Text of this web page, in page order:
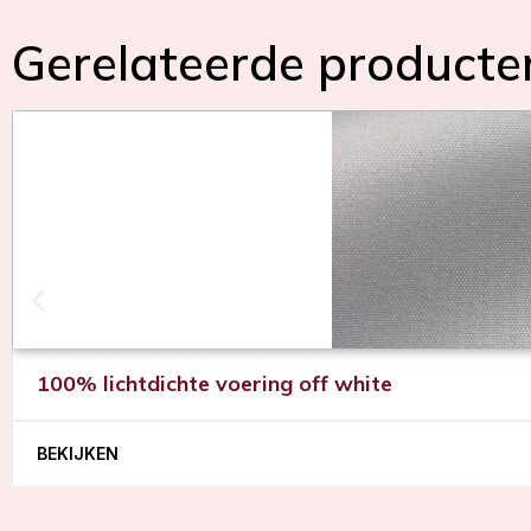
Gerelateerde
100% lichtdichte voering off white
BEKIJKEN